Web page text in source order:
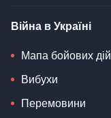
Війна в Україні
Мапа бойових дій
Вибухи
Перемовини